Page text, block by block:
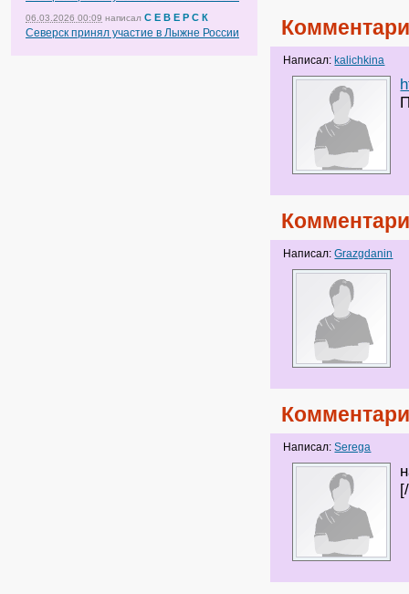
06.03.2026 00:09 написал С Е В Е Р С К
Северск принял участие в Лыжне России
Написал:kalichkina
Написал:Grazgdanin
Написал:Serega